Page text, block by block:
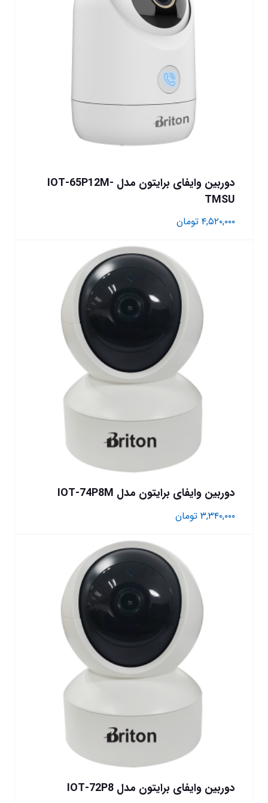
دوربین وایفای برایتون مدل IOT-65P12M-
TMSU
۴,۵۲۰,۰۰۰ تومان
دوربین وایفای برایتون مدل IOT-74P8M
۳,۳۴۰,۰۰۰ تومان
دوربین وایفای برایتون مدل IOT-72P8